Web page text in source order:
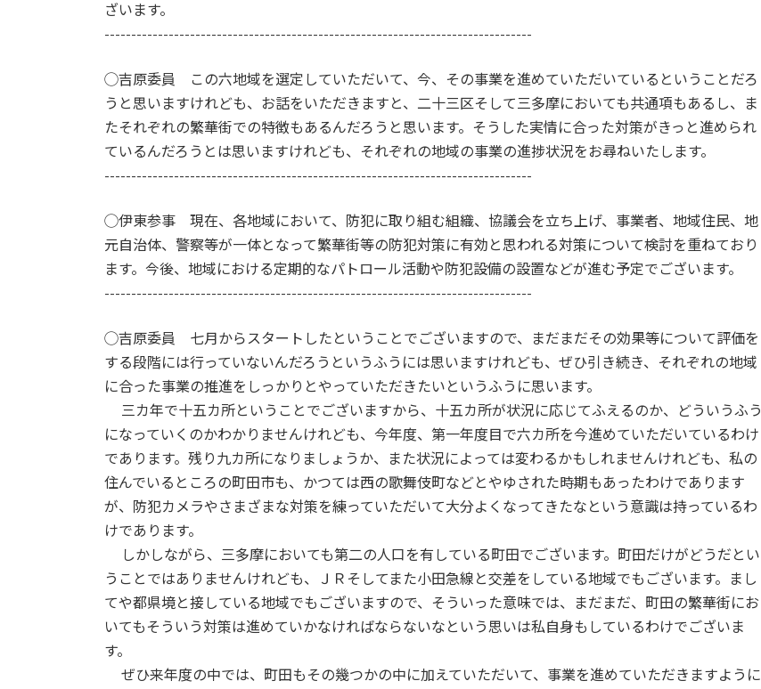
ざいます。
--------------------------------------------------------------------------------
◯吉原委員 この六地域を選定していただいて、今、その事業を進めていただいているということだろ
うと思いますけれども、お話をいただきますと、二十三区そして三多摩においても共通項もあるし、ま
たそれぞれの繁華街での特徴もあるんだろうと思います。そうした実情に合った対策がきっと進められ
ているんだろうとは思いますけれども、それぞれの地域の事業の進捗状況をお尋ねいたします。
--------------------------------------------------------------------------------
◯伊東参事 現在、各地域において、防犯に取り組む組織、協議会を立ち上げ、事業者、地域住民、地
元自治体、警察等が一体となって繁華街等の防犯対策に有効と思われる対策について検討を重ねており
ます。今後、地域における定期的なパトロール活動や防犯設備の設置などが進む予定でございます。
--------------------------------------------------------------------------------
◯吉原委員 七月からスタートしたということでございますので、まだまだその効果等について評価を
する段階には行っていないんだろうというふうには思いますけれども、ぜひ引き続き、それぞれの地域
に合った事業の推進をしっかりとやっていただきたいというふうに思います。
三カ年で十五カ所ということでございますから、十五カ所が状況に応じてふえるのか、どういうふう
になっていくのかわかりませんけれども、今年度、第一年度目で六カ所を今進めていただいているわけ
であります。残り九カ所になりましょうか、また状況によっては変わるかもしれませんけれども、私の
住んでいるところの町田市も、かつては西の歌舞伎町などとやゆされた時期もあったわけであります
が、防犯カメラやさまざまな対策を練っていただいて大分よくなってきたなという意識は持っているわ
けであります。
しかしながら、三多摩においても第二の人口を有している町田でございます。町田だけがどうだとい
うことではありませんけれども、ＪＲそしてまた小田急線と交差をしている地域でもございます。まし
てや都県境と接している地域でもございますので、そういった意味では、まだまだ、町田の繁華街にお
いてもそういう対策は進めていかなければならないなという思いは私自身もしているわけでございま
す。
ぜひ来年度の中では、町田もその幾つかの中に加えていただいて、事業を進めていただきますように